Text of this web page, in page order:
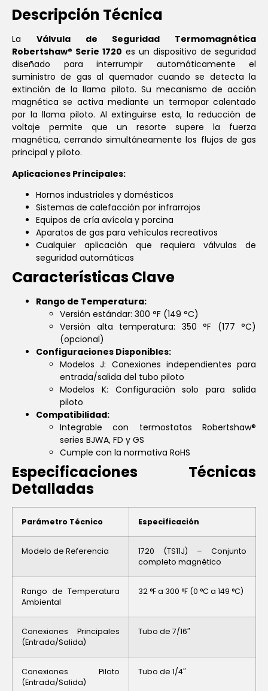
Descripción Técnica
La Válvula de Seguridad Termomagnética
Robertshaw® Serie 1720 es un dispositivo de seguridad
diseñado para interrumpir automáticamente el
suministro de gas al quemador cuando se detecta la
extinción de la llama piloto. Su mecanismo de acción
magnética se activa mediante un termopar calentado
por la llama piloto. Al extinguirse esta, la reducción de
voltaje permite que un resorte supere la fuerza
magnética, cerrando simultáneamente los flujos de gas
principal y piloto.
Aplicaciones Principales:
Hornos industriales y domésticos
Sistemas de calefacción por infrarrojos
Equipos de cría avícola y porcina
Aparatos de gas para vehículos recreativos
Cualquier aplicación que requiera válvulas de
seguridad automáticas
Características Clave
Rango de Temperatura:
Versión estándar: 300 °F (149 °C)
Versión alta temperatura: 350 °F (177 °C)
(opcional)
Configuraciones Disponibles:
Modelos J: Conexiones independientes para
entrada/salida del tubo piloto
Modelos K: Configuración solo para salida
piloto
Compatibilidad:
Integrable con termostatos Robertshaw®
series BJWA, FD y GS
Cumple con la normativa RoHS
Especificaciones Técnicas
Detalladas
Parámetro Técnico Especificación
Modelo de Referencia
1720 (TS11J) – Conjunto
completo magnético
Rango de Temperatura
Ambiental
32 °F a 300 °F (0 °C a 149 °C)
Conexiones Principales
(Entrada/Salida)
Tubo de 7/16″
Conexiones Piloto
(Entrada/Salida)
Tubo de 1/4″